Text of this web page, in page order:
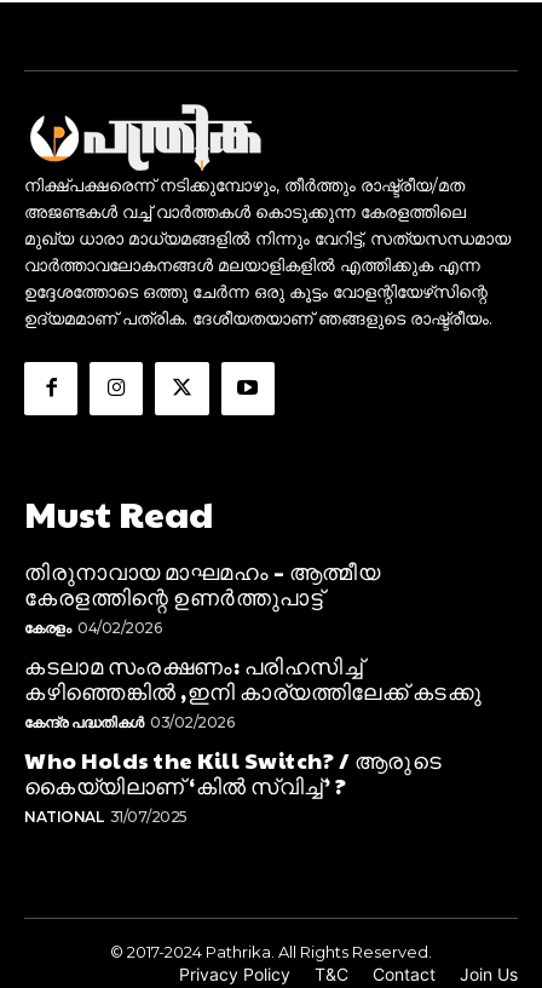
നിക്ഷ്പക്ഷരെന്ന് നടിക്കുമ്പോഴും, തീർത്തും രാഷ്ട്രീയ/മത
അജണ്ടകൾ വച്ച് വാർത്തകൾ കൊടുക്കുന്ന കേരളത്തിലെ
മുഖ്യ ധാരാ മാധ്യമങ്ങളിൽ നിന്നും വേറിട്ട്, സത്യസന്ധമായ
വാർത്താവലോകനങ്ങൾ മലയാളികളിൽ എത്തിക്കുക എന്ന
ഉദ്ദേശത്തോടെ ഒത്തു ചേർന്ന ഒരു കൂട്ടം വോളന്റിയേഴ്‌സിന്റെ
ഉദ്യമമാണ് പത്രിക. ദേശീയതയാണ് ഞങ്ങളുടെ രാഷ്ട്രീയം.
Must Read
തിരുനാവായ മാഘമഹം – ആത്മീയ
കേരളത്തിന്റെ ഉണർത്തുപാട്ട്
കേരളം 04/02/2026
കടലാമ സംരക്ഷണം: പരിഹസിച്ച്
കഴിഞ്ഞെങ്കിൽ ,ഇനി കാര്യത്തിലേക്ക് കടക്കു
കേന്ദ്ര പദ്ധതികൾ 03/02/2026
Who Holds the Kill Switch? / ആരുടെ
കൈയ്യിലാണ് ‘കിൽ സ്വിച്ച്’ ?
NATIONAL 31/07/2025
© 2017-2024 Pathrika. All Rights Reserved.
Privacy Policy T&C Contact Join Us